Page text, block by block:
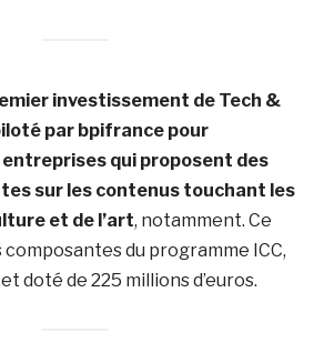
investissement de Tech &
par bpifrance pour
qui proposent des
sur les contenus touchant les
et de l’art, notamment. Ce
composantes du programme ICC,
doté de 225 millions d’euros.